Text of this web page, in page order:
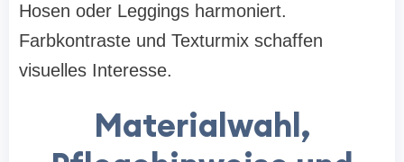
Hosen oder Leggings harmoniert.
Farbkontraste und Texturmix schaffen
visuelles Interesse.
Materialwahl,